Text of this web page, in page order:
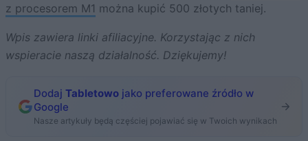
z procesorem M1 można kupić 500 złotych taniej.
Wpis zawiera linki afiliacyjne. Korzystając z nich
wspieracie naszą działalność. Dziękujemy!
Dodaj Tabletowo jako preferowane źródło w
Google
Nasze artykuły będą częściej pojawiać się w Twoich wynikach